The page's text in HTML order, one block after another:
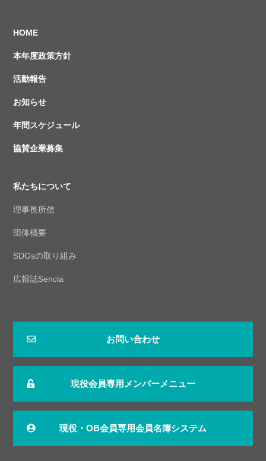
HOME
本年度政策方針
活動報告
お知らせ
年間スケジュール
協賛企業募集
私たちについて
理事長所信
団体概要
SDGsの取り組み
広報誌Sencia
お問い合わせ
現役会員専用メンバーメニュー
現役・OB会員専用会員名簿システム